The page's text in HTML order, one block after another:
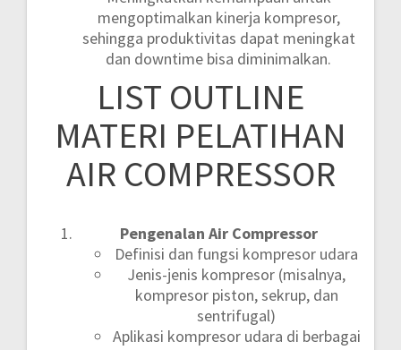
mengoptimalkan kinerja kompresor,
sehingga produktivitas dapat meningkat
dan downtime bisa diminimalkan.
LIST OUTLINE
MATERI PELATIHAN
AIR COMPRESSOR
Pengenalan Air Compressor
Definisi dan fungsi kompresor udara
Jenis-jenis kompresor (misalnya,
kompresor piston, sekrup, dan
sentrifugal)
Aplikasi kompresor udara di berbagai